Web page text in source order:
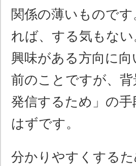
関係の薄いもので
れば、する気もな
興味がある方向に
前のことですが、
発信するため」の
はずです。
分かりやすくする